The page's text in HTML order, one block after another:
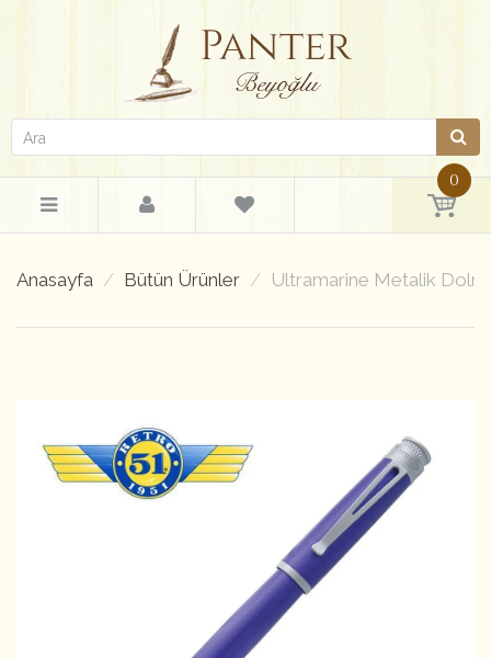
0
Anasayfa Bütün Ürünler Ultramarine Metalik